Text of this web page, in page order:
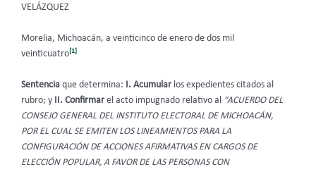
VELÁZQUEZ
Morelia, Michoacán, a veinticinco de enero de dos mil
veinticuatro[1]
Sentencia que determina: I. Acumularlos expedientes citados al
rubro; y
II. Confirmarel acto impugnado relativo al
“ACUERDO DEL
CONSEJO GENERAL DEL INSTITUTO ELECTORAL DE MICHOACÁN,
POR EL CUAL SE EMITEN LOS LINEAMIENTOS PARA LA
CONFIGURACIÓN DE ACCIONES AFIRMATIVAS EN CARGOS DE
ELECCIÓN POPULAR, A FAVOR DE LAS PERSONAS CON